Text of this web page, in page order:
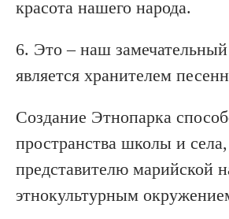
красота нашего народа.
6. Это – наш
является хранителем
Создание Этнопарка
пространства школы и
представителю марийской
этнокультурным